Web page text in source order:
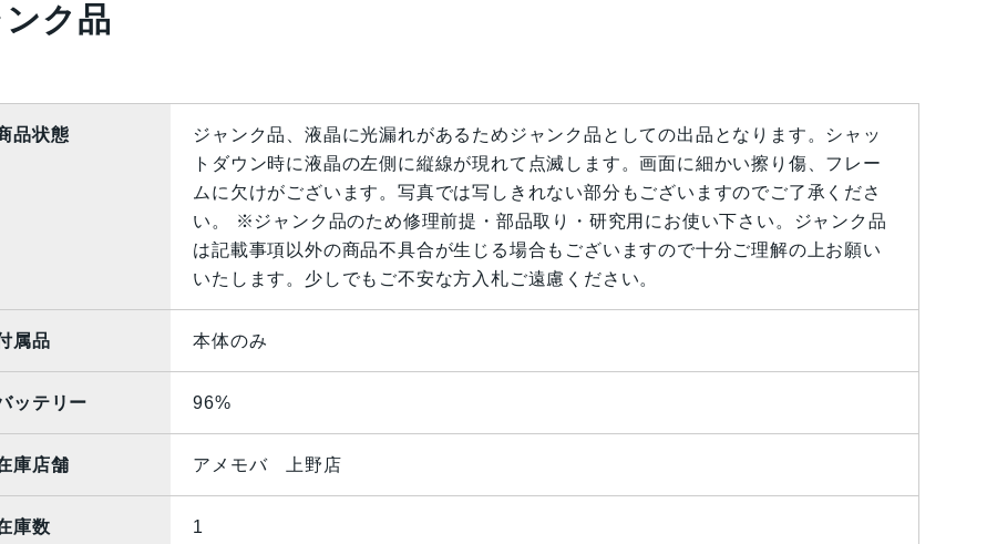
ンク品
品状態
ジャンク品、液晶に光漏れがあるためジャンク品としての出品となります。シャッ
トダウン時に液晶の左側に縦線が現れて点滅します。画面に細かい擦り傷、フレー
ムに欠けがございます。写真では写しきれない部分もございますのでご了承くださ
い。 ※ジャンク品のため修理前提・部品取り・研究用にお使い下さい。ジャンク品
は記載事項以外の商品不具合が生じる場合もございますので十分ご理解の上お願い
いたします。少しでもご不安な方入札ご遠慮ください。
属品 本体のみ
ッテリー 96%
庫店舗 アメモバ 上野店
庫数 1